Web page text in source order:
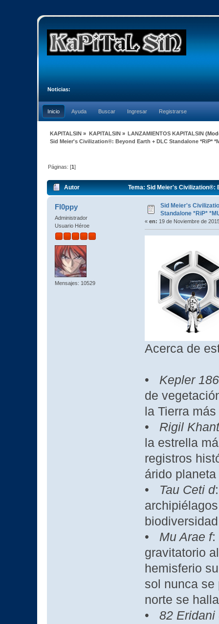
Noticias:
Inicio Ayuda Buscar Ingresar Registrarse
KAPITALSIN » KAPITALSIN» LANZAMIENTOS KAPITALSIN
Sid Meier's Civilization®: Beyond Earth + DLC Standalone *RiP*
Páginas: [1]
Autor Tema: Sid Meier's Civilization®:
Fl0ppy
Administrador
Usuario Héroe
Mensajes: 10529
Sid Meier's
Standalone *RiP*
« en: 19 de Noviembre de
Acerca de
• Kepler
de
la Tierra
• Rigil
la estrella
registros
árido
• Tau Ceti d
• Mu Arae f:
gravitatorio
hemisferio
sol nunca se
norte se
• 82 Eridani